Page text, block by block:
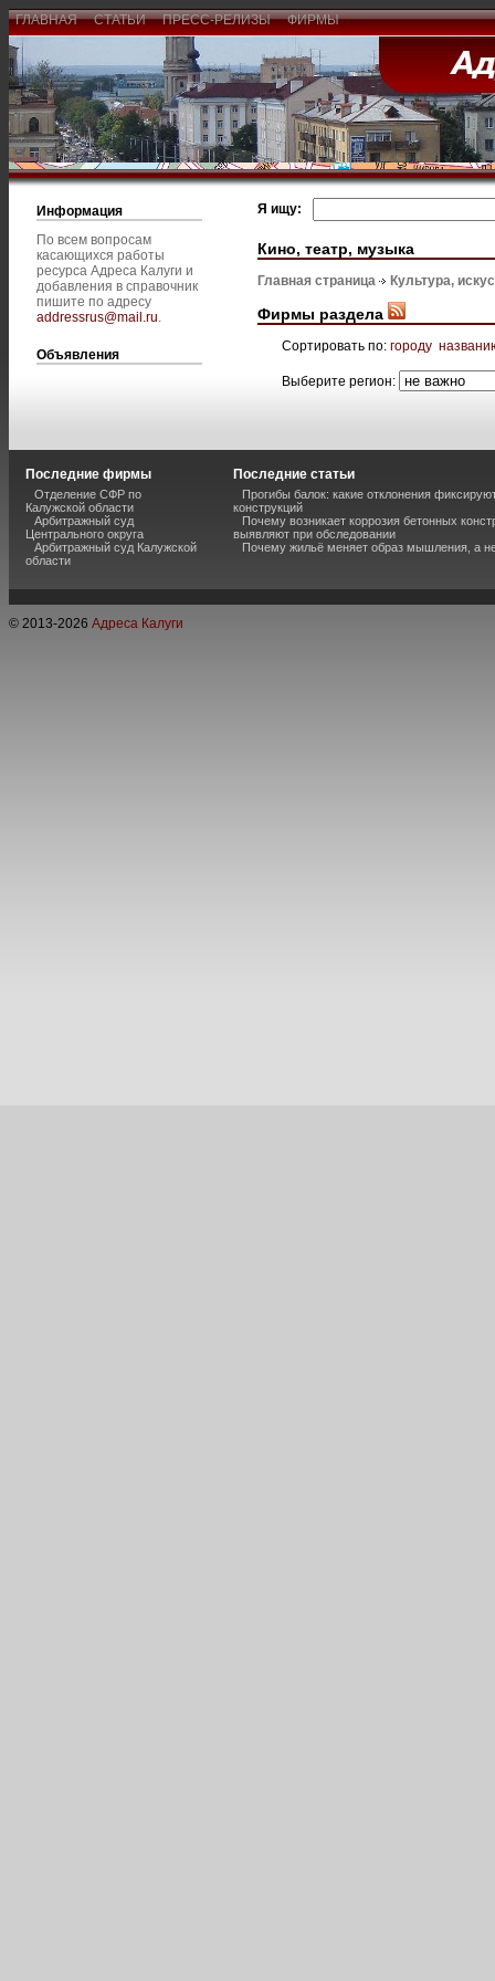
ГЛАВНАЯ СТАТЬИ ПРЕСС-РЕЛИЗЫ ФИРМЫ
Информация
По всем вопросам
касающихся работы
ресурса Адреса Калуги и
добавления в справочник
пишите по адресу
addressrus@mail.ru.
Объявления
Я ищу:
Кино, театр, музыка
Главная страница Культура,
Фирмы раздела
Сортировать по: городу
Выберите регион:
Последние фирмы
Отделение СФР по
Калужской области
Арбитражный суд
Центрального округа
Арбитражный суд Калужской
области
Последние статьи
Прогибы балок: какие отклонения
конструкций
Почему возникает коррозия бетонных
выявляют при обследовании
Почему жильё меняет образ мышления, а
© 2013-2026 Адреса Калуги